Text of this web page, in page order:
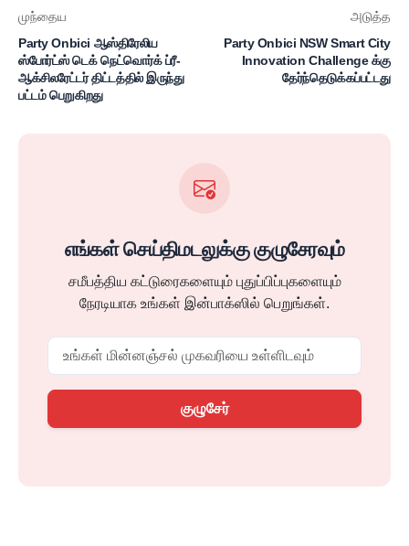
முந்தைய
Party Onbici ஆஸ்திரேலிய
ஸ்போர்ட்ஸ் டெக் நெட்வொர்க் ப்ரீ-
ஆக்சிலரேட்டர் திட்டத்தில் இருந்து
பட்டம் பெறுகிறது
அடுத்த
Party Onbici NSW Smart City
Innovation Challenge க்கு
தேர்ந்தெடுக்கப்பட்டது
எங்கள் செய்திமடலுக்கு குழுசேரவும்
சமீபத்திய கட்டுரைகளையும் புதுப்பிப்புகளையும்
நேரடியாக உங்கள் இன்பாக்ஸில் பெறுங்கள்.
குழுசேர்